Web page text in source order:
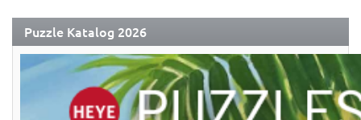
Puzzle Katalog 2026